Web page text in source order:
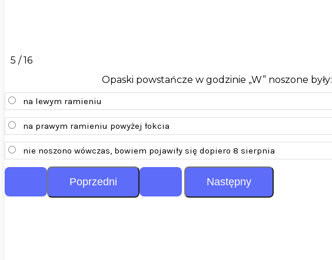
5 / 16
Opaski powstańcze w godzinie „W” noszone były:
na lewym ramieniu
na prawym ramieniu powyżej łokcia
nie noszono wówczas, bowiem pojawiły się dopiero 8 sierpnia